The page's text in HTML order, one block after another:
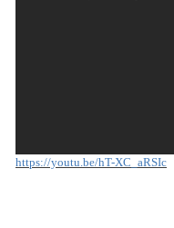
https://youtu.be/hT-XC_aRSIc